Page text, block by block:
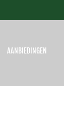
AANBIEDINGEN